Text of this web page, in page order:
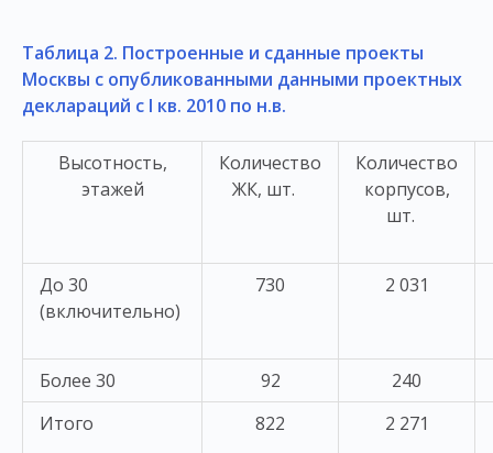
Таблица 2. Построенные и сданные проекты
Москвы с опубликованными данными проектных
деклараций с I кв. 2010 по н.в.
Высотность,
этажей
Количество
ЖК, шт.
Количество
корпусов,
шт.
До 30
(включительно)
730 2 031
Более 30 92
240
Итого
822 2 271